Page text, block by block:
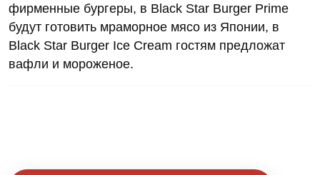
фирменные бургеры, в Black Star Burger Prime
будут готовить мраморное мясо из Японии, в
Black Star Burger Ice Cream гостям предложат
вафли и мороженое.